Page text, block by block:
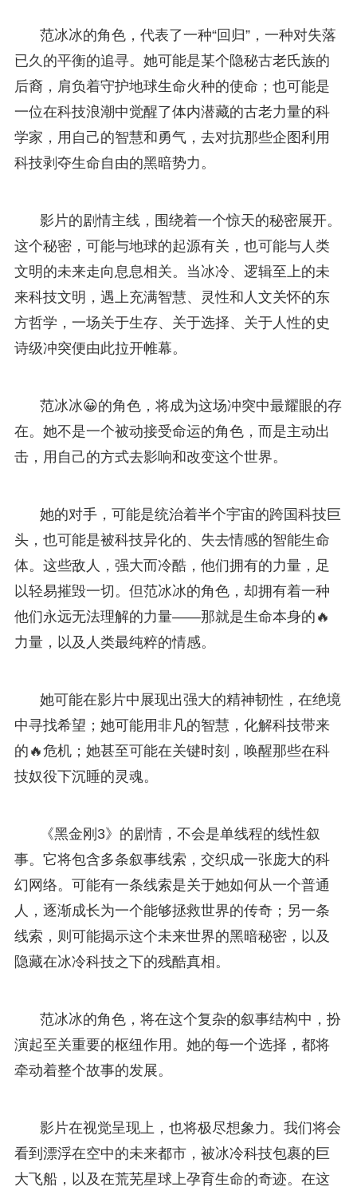
范冰冰的角色，代表了一种“回归”，一种对失落
已久的平衡的追寻。她可能是某个隐秘古老氏族的
后裔，肩负着守护地球生命火种的使命；也可能是
一位在科技浪潮中觉醒了体内潜藏的古老力量的科
学家，用自己的智慧和勇气，去对抗那些企图利用
科技剥夺生命自由的黑暗势力。
影片的剧情主线，围绕着一个惊天的秘密展开。
这个秘密，可能与地球的起源有关，也可能与人类
文明的未来走向息息相关。当冰冷、逻辑至上的未
来科技文明，遇上充满智慧、灵性和人文关怀的东
方哲学，一场关于生存、关于选择、关于人性的史
诗级冲突便由此拉开帷幕。
范冰冰😀的角色，将成为这场冲突中最耀眼的存
在。她不是一个被动接受命运的角色，而是主动出
击，用自己的方式去影响和改变这个世界。
她的对手，可能是统治着半个宇宙的跨国科技巨
头，也可能是被科技异化的、失去情感的智能生命
体。这些敌人，强大而冷酷，他们拥有的力量，足
以轻易摧毁一切。但范冰冰的角色，却拥有着一种
他们永远无法理解的力量——那就是生命本身的🔥
力量，以及人类最纯粹的情感。
她可能在影片中展现出强大的精神韧性，在绝境
中寻找希望；她可能用非凡的智慧，化解科技带来
的🔥危机；她甚至可能在关键时刻，唤醒那些在科
技奴役下沉睡的灵魂。
《黑金刚3》的剧情，不会是单线程的线性叙
事。它将包含多条叙事线索，交织成一张庞大的科
幻网络。可能有一条线索是关于她如何从一个普通
人，逐渐成长为一个能够拯救世界的传奇；另一条
线索，则可能揭示这个未来世界的黑暗秘密，以及
隐藏在冰冷科技之下的残酷真相。
范冰冰的角色，将在这个复杂的叙事结构中，扮
演起至关重要的枢纽作用。她的每一个选择，都将
牵动着整个故事的发展。
影片在视觉呈现上，也将极尽想象力。我们将会
看到漂浮在空中的未来都市，被冰冷科技包裹的巨
大飞船，以及在荒芜星球上孕育生命的奇迹。在这